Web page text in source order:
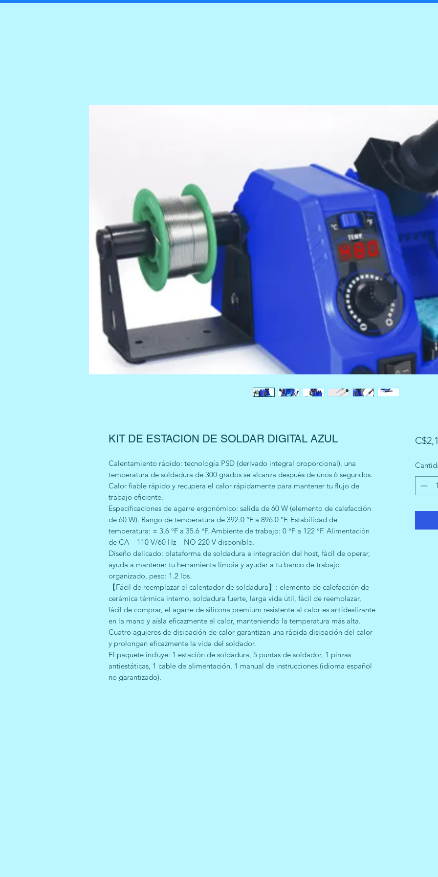
KIT DE ESTACION DE SOLDAR DIGITAL AZUL
Calentamiento rápido: tecnología PSD (derivado integral proporcional), una
temperatura de soldadura de 300 grados se alcanza después de unos 6 segundos.
Calor fiable rápido y recupera el calor rápidamente para mantener tu flujo de
trabajo eficiente.
Especificaciones de agarre ergonómico: salida de 60 W (elemento de calefacción
de 60 W). Rango de temperatura de 392.0 °F a 896.0 °F. Estabilidad de
temperatura: ± 3,6 °F a 35.6 °F. Ambiente de trabajo: 0 °F a 122 °F. Alimentación
de CA – 110 V/60 Hz – NO 220 V disponible.
Diseño delicado: plataforma de soldadura e integración del host, fácil de operar,
ayuda a mantener tu herramienta limpia y ayudar a tu banco de trabajo
organizado, peso: 1.2 lbs.
【Fácil de reemplazar el calentador de soldadura】: elemento de calefacción de
cerámica térmica interno, soldadura fuerte, larga vida útil, fácil de reemplazar,
fácil de comprar, el agarre de silicona premium resistente al calor es antideslizante
en la mano y aísla eficazmente el calor, manteniendo la temperatura más alta.
Cuatro agujeros de disipación de calor garantizan una rápida disipación del calor
y prolongan eficazmente la vida del soldador.
El paquete incluye: 1 estación de soldadura, 5 puntas de soldador, 1 pinzas
antiestáticas, 1 cable de alimentación, 1 manual de instrucciones (idioma español
no garantizado).